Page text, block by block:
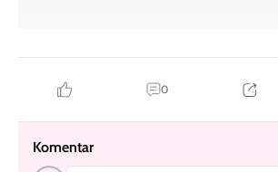
0
Komentar